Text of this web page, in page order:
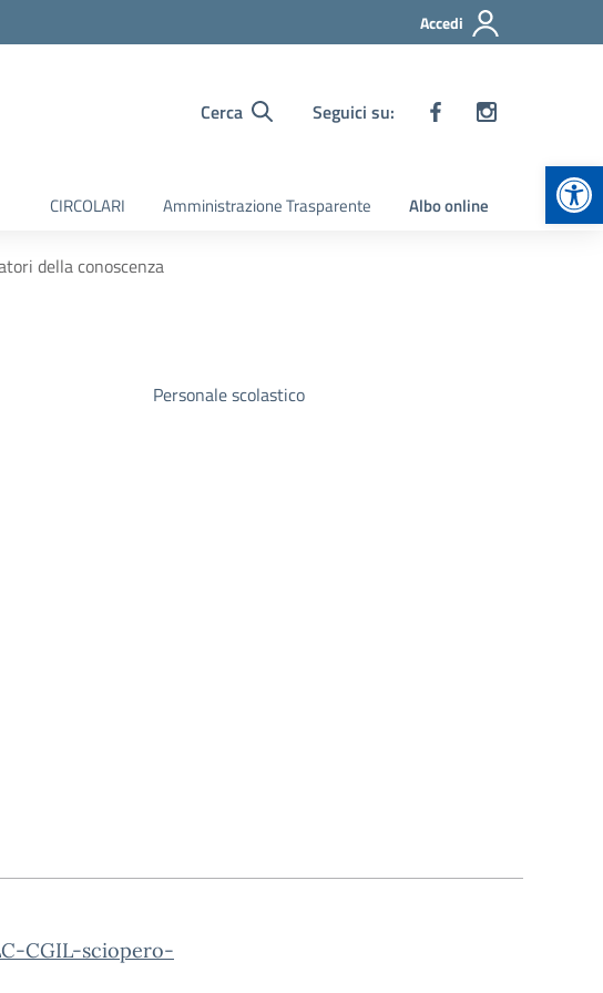
Accedi
Cerca Seguici su:
CIRCOLARI Amministrazione Trasparente Albo online
della conoscenza
Personale scolastico
CGIL-sciopero-